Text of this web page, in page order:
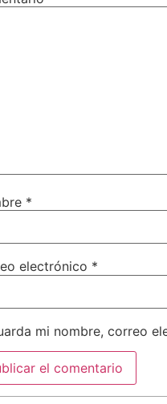
*
electrónico *
mi nombre, correo